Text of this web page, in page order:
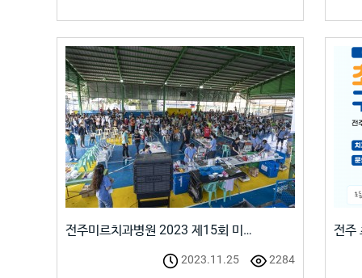
전주미르치과병원 2023 제15회 미…
2023.11.25 2284
전주